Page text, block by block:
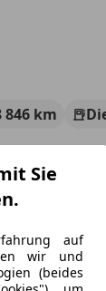
846 km
Sie
auf
wir und
(beides